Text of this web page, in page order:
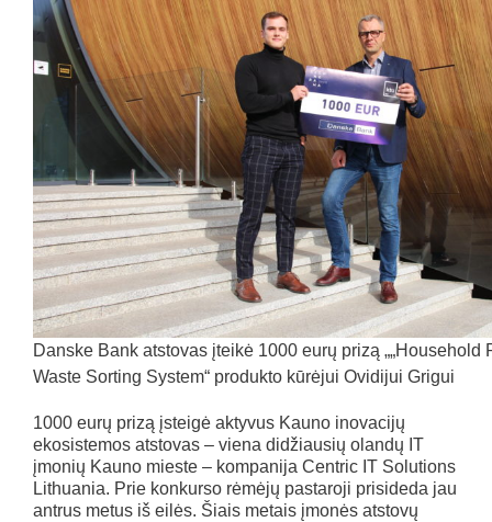
Danske Bank atstovas įteikė 1000 eurų prizą „„Household
Waste Sorting System“ produkto kūrėjui Ovidijui Grigui
1000 eurų prizą įsteigė aktyvus Kauno inovacijų
ekosistemos atstovas – viena didžiausių olandų IT
įmonių Kauno mieste – kompanija Centric IT Solutions
Lithuania. Prie konkurso rėmėjų pastaroji prisideda jau
antrus metus iš eilės. Šiais metais įmonės atstovų